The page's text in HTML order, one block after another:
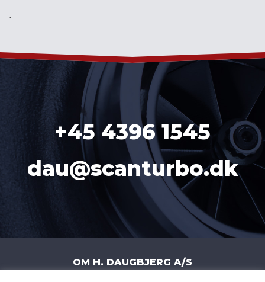
´
+45 4396 1545
dau@scanturbo.dk
OM H. DAUGBJERG A/S